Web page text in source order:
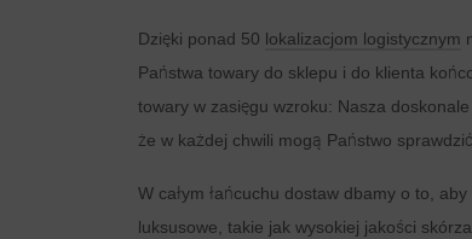
Dzięki ponad 50 lokalizacjom logistycznym
Państwa towary do sklepu i do klienta
towary w zasięgu wzroku: Nasza
że w każdej chwili mogą Państwo
W całym łańcuchu dostaw dbamy o to,
luksusowe, takie jak wysokiej jakości